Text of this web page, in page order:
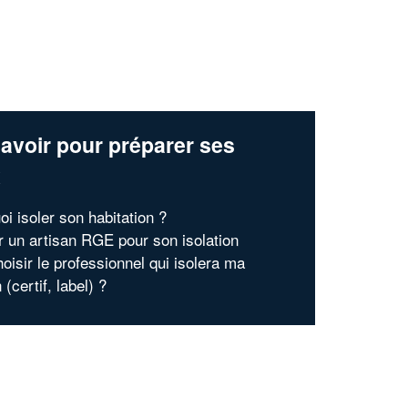
pour préparer ses
isoler son habitation ?
un artisan RGE pour son isolation
le professionnel qui isolera ma
(certif, label) ?